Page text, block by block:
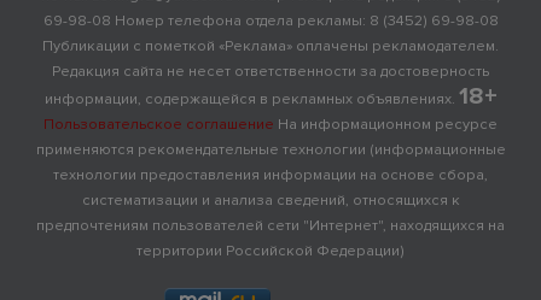
69-98-08 Номер телефона отдела рекламы: 8 (3452) 69-98-08
Публикации с пометкой «Реклама» оплачены рекламодателем.
Редакция сайта не несет ответственности за достоверность
информации, содержащейся в рекламных объявлениях. 18+
Пользовательское соглашение На информационном ресурсе
применяются рекомендательные технологии (информационные
технологии предоставления информации на основе сбора,
систематизации и анализа сведений, относящихся к
предпочтениям пользователей сети "Интернет", находящихся на
территории Российской Федерации)